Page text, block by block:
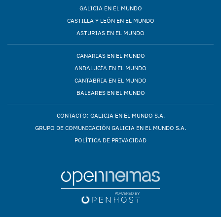
GALICIA EN EL MUNDO
CASTILLA Y LEÓN EN EL MUNDO
ASTURIAS EN EL MUNDO
CANARIAS EN EL MUNDO
ANDALUCÍA EN EL MUNDO
CANTABRIA EN EL MUNDO
BALEARES EN EL MUNDO
CONTACTO: GALICIA EN EL MUNDO S.A.
GRUPO DE COMUNICACIÓN GALICIA EN EL MUNDO S.A.
POLÍTICA DE PRIVACIDAD